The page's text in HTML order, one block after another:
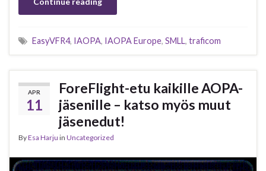
EasyVFR4, IAOPA, IAOPA Europe, SMLL, traficom
APR
11
ForeFlight-etu kaikille AOPA-
jäsenille – katso myös muut
jäsenedut!
ByEsa Harju in Uncategorized